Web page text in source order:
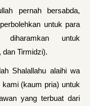
pernah bersabda,
untuk para
untuk
dan Tirmidzi).
Shalallahu alaihi wa
(kaum pria) untuk
yang terbuat dari